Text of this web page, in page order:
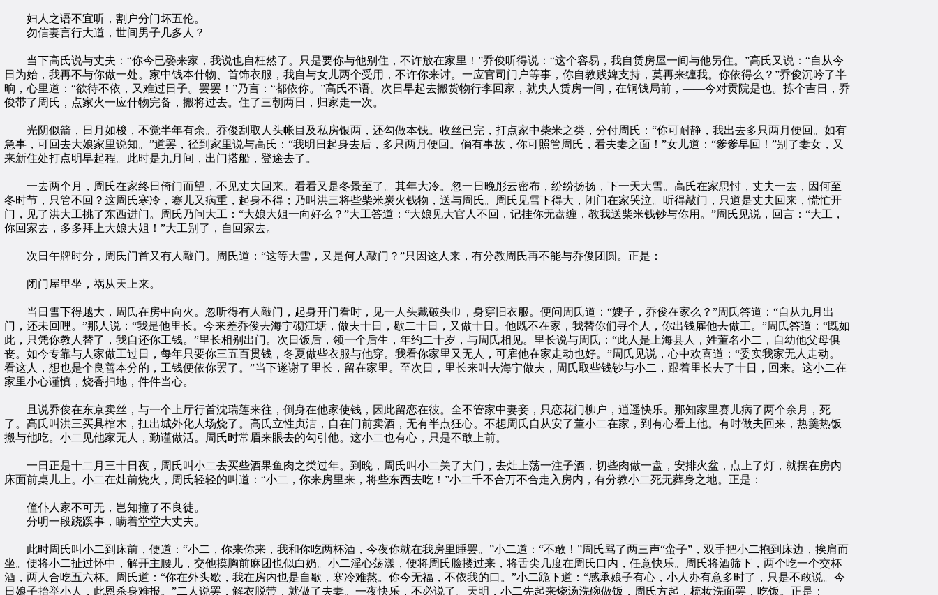
妇人之语不宜听，割户分门坏五伦。
勿信妻言行大道，世间男子几多人？
当下高氏说与丈夫：“你今已娶来家，我说也自枉然了。只是要你与他别住，不许放在家里！”乔俊听得说：“这个容易，我自赁房屋一间与他另住。”高氏又说：“自从今
日为始，我再不与你做一处。家中钱本什物、首饰衣服，我自与女儿两个受用，不许你来讨。一应官司门户等事，你自教贱婢支持，莫再来缠我。你依得么？”乔俊沉吟了半
晌，心里道：“欲待不依，又难过日子。罢罢！”乃言：“都依你。”高氏不语。次日早起去搬货物行李回家，就央人赁房一间，在铜钱局前，——今对贡院是也。拣个吉日，乔
俊带了周氏，点家火一应什物完备，搬将过去。住了三朝两日，归家走一次。
光阴似箭，日月如梭，不觉半年有余。乔俊刮取人头帐目及私房银两，还勾做本钱。收丝已完，打点家中柴米之类，分付周氏：“你可耐静，我出去多只两月便回。如有
急事，可回去大娘家里说知。”道罢，径到家里说与高氏：“我明日起身去后，多只两月便回。倘有事故，你可照管周氏，看夫妻之面！”女儿道：“爹爹早回！”别了妻女，又
来新住处打点明早起程。此时是九月间，出门搭船，登途去了。
一去两个月，周氏在家终日倚门而望，不见丈夫回来。看看又是冬景至了。其年大冷。忽一日晚彤云密布，纷纷扬扬，下一天大雪。高氏在家思忖，丈夫一去，因何至
冬时节，只管不回？这周氏寒冷，赛儿又病重，起身不得；乃叫洪三将些柴米炭火钱物，送与周氏。周氏见雪下得大，闭门在家哭泣。听得敲门，只道是丈夫回来，慌忙开
门，见了洪大工挑了东西进门。周氏乃问大工：“大娘大姐一向好么？”大工答道：“大娘见大官人不回，记挂你无盘缠，教我送柴米钱钞与你用。”周氏见说，回言：“大工，
你回家去，多多拜上大娘大姐！”大工别了，自回家去。
次日午牌时分，周氏门首又有人敲门。周氏道：“这等大雪，又是何人敲门？”只因这人来，有分教周氏再不能与乔俊团圆。正是：
闭门屋里坐，祸从天上来。
当日雪下得越大，周氏在房中向火。忽听得有人敲门，起身开门看时，见一人头戴破头巾，身穿旧衣服。便问周氏道：“嫂子，乔俊在家么？”周氏答道：“自从九月出
门，还未回哩。”那人说：“我是他里长。今来差乔俊去海宁砌江塘，做夫十日，歇二十日，又做十日。他既不在家，我替你们寻个人，你出钱雇他去做工。”周氏答道：“既如
此，只凭你教人替了，我自还你工钱。”里长相别出门。次日饭后，领一个后生，年约二十岁，与周氏相见。里长说与周氏：“此人是上海县人，姓董名小二，自幼他父母俱
丧。如今专靠与人家做工过日，每年只要你三五百贯钱，冬夏做些衣服与他穿。我看你家里又无人，可雇他在家走动也好。”周氏见说，心中欢喜道：“委实我家无人走动。
看这人，想也是个良善本分的，工钱便依你罢了。”当下遂谢了里长，留在家里。至次日，里长来叫去海宁做夫，周氏取些钱钞与小二，跟着里长去了十日，回来。这小二在
家里小心谨慎，烧香扫地，件件当心。
且说乔俊在东京卖丝，与一个上厅行首沈瑞莲来往，倒身在他家使钱，因此留恋在彼。全不管家中妻妾，只恋花门柳户，逍遥快乐。那知家里赛儿病了两个余月，死
了。高氏叫洪三买具棺木，扛出城外化人场烧了。高氏立性贞洁，自在门前卖酒，无有半点狂心。不想周氏自从安了董小二在家，到有心看上他。有时做夫回来，热羹热饭
搬与他吃。小二见他家无人，勤谨做活。周氏时常眉来眼去的勾引他。这小二也有心，只是不敢上前。
一日正是十二月三十日夜，周氏叫小二去买些酒果鱼肉之类过年。到晚，周氏叫小二关了大门，去灶上荡一注子酒，切些肉做一盘，安排火盆，点上了灯，就摆在房内
床面前桌儿上。小二在灶前烧火，周氏轻轻的叫道：“小二，你来房里来，将些东西去吃！”小二千不合万不合走入房内，有分教小二死无葬身之地。正是：
僮仆人家不可无，岂知撞了不良徒。
分明一段跷蹊事，瞒着堂堂大丈夫。
此时周氏叫小二到床前，便道：“小二，你来你来，我和你吃两杯酒，今夜你就在我房里睡罢。”小二道：“不敢！”周氏骂了两三声“蛮子”，双手把小二抱到床边，挨肩而
坐。便将小二扯过怀中，解开主腰儿，交他摸胸前麻团也似白奶。小二淫心荡漾，便将周氏脸搂过来，将舌尖几度在周氏口内，任意快乐。周氏将酒筛下，两个吃一个交杯
酒，两人合吃五六杯。周氏道：“你在外头歇，我在房内也是自歇，寒冷难熬。你今无福，不依我的口。”小二跪下道：“感承娘子有心，小人办有意多时了，只是不敢说。今
日娘子抬举小人，此恩杀身难报。”二人说罢，解衣脱带，就做了夫妻。一夜快乐，不必说了。天明，小二先起来烧汤洗碗做饭，周氏方起，梳妆洗面罢，吃饭。正是：